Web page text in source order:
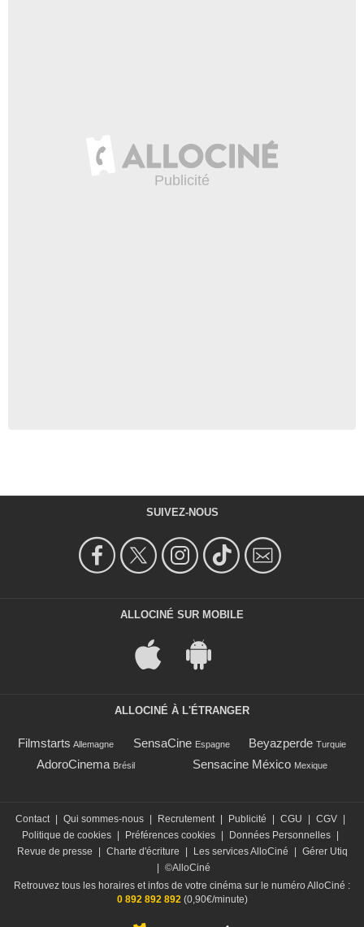
SUIVEZ-NOUS
ALLOCINÉ SUR MOBILE
ALLOCINÉ À L'ÉTRANGER
Filmstarts Allemagne SensaCine Espagne Beyazperde Turquie
AdoroCinema Brésil Sensacine México Mexique
Contact Qui sommes-nous Recrutement Publicité CGU CGV
Politique de cookies
Préférences cookies Données Personnelles
Revue de presse
Charte d'écriture Les services AlloCiné
Gérer Utiq
©AlloCiné
Retrouvez tous les horaires et infos de votre cinéma sur le numéro AlloCiné :
0 892 892 892(0,90€/minute)